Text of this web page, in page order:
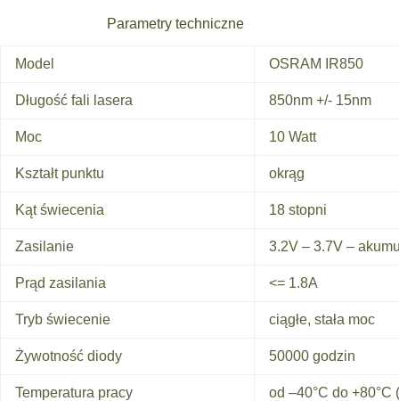
Parametry techniczne
Model OSRAM IR850
Długość fali lasera 850nm +/- 15nm
Moc 10 Watt
Kształt punktu okrąg
Kąt świecenia 18 stopni
Zasilanie 3.2V – 3.7V –
Prąd zasilania <= 1.8A
Tryb świecenie ciągłe, stała moc
Żywotność diody 50000 godzin
Temperatura pracy od –40°C do +80°C